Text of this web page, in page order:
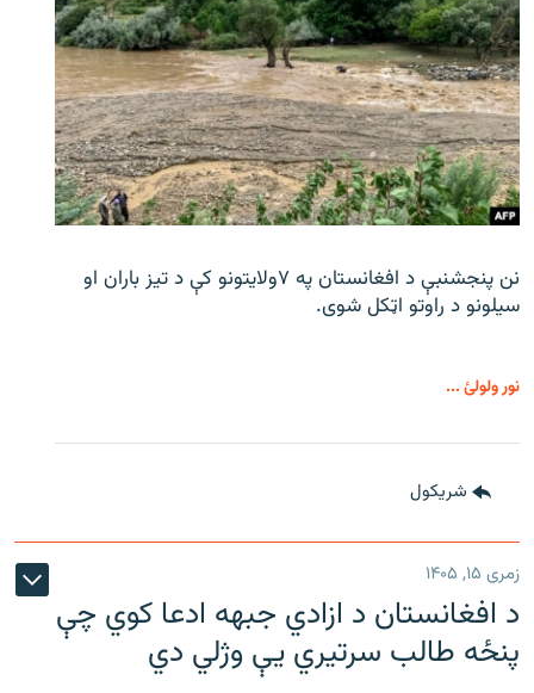
نن پنجشنبې د افغانستان په ۷ولایتونو کې د تیز باران او
سیلونو د راوتو اټکل شوی.
نور ولولئ ...
شريکول
زمری ۱۵, ۱۴۰۵
د افغانستان د ازادي جبهه ادعا کوي چې
پنځه طالب سرتیري يې وژلي دي